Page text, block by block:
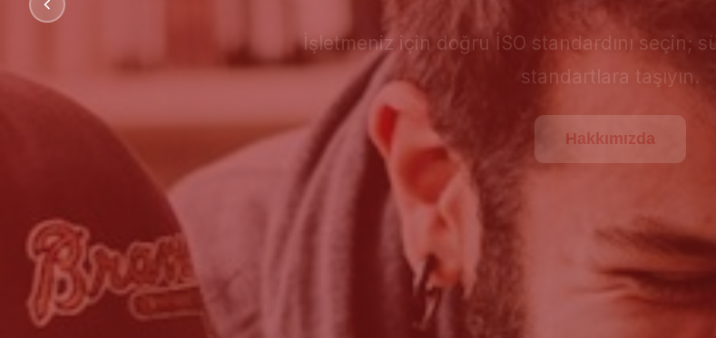
İşletmeniz için doğru İSO standardını seçin;
standartlara taşıyın.
Hakkımızda